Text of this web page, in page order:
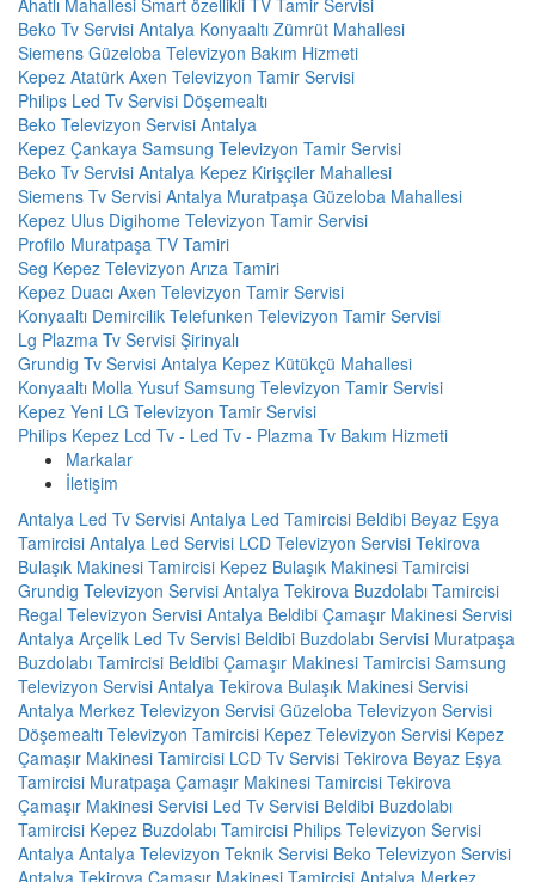
Ahatlı Mahallesi Smart özellikli TV Tamir Servisi
Beko Tv Servisi Antalya Konyaaltı Zümrüt Mahallesi
Siemens Güzeloba Televizyon Bakım Hizmeti
Kepez Atatürk Axen Televizyon Tamir Servisi
Philips Led Tv Servisi Döşemealtı
Beko Televizyon Servisi Antalya
Kepez Çankaya Samsung Televizyon Tamir Servisi
Beko Tv Servisi Antalya Kepez Kirişçiler Mahallesi
Siemens Tv Servisi Antalya Muratpaşa Güzeloba Mahallesi
Kepez Ulus Digihome Televizyon Tamir Servisi
Profilo Muratpaşa TV Tamiri
Seg Kepez Televizyon Arıza Tamiri
Kepez Duacı Axen Televizyon Tamir Servisi
Konyaaltı Demircilik Telefunken Televizyon Tamir Servisi
Lg Plazma Tv Servisi Şirinyalı
Grundig Tv Servisi Antalya Kepez Kütükçü Mahallesi
Konyaaltı Molla Yusuf Samsung Televizyon Tamir Servisi
Kepez Yeni LG Televizyon Tamir Servisi
Philips Kepez Lcd Tv - Led Tv - Plazma Tv Bakım Hizmeti
Markalar
İletişim
Antalya Led Tv Servisi Antalya Led Tamircisi Beldibi Beyaz Eşya
Tamircisi Antalya Led Servisi LCD Televizyon Servisi Tekirova
Bulaşık Makinesi Tamircisi Kepez Bulaşık Makinesi Tamircisi
Grundig Televizyon Servisi Antalya Tekirova Buzdolabı Tamircisi
Regal Televizyon Servisi Antalya Beldibi Çamaşır Makinesi Servisi
Antalya Arçelik Led Tv Servisi Beldibi Buzdolabı Servisi Muratpaşa
Buzdolabı Tamircisi Beldibi Çamaşır Makinesi Tamircisi Samsung
Televizyon Servisi Antalya Tekirova Bulaşık Makinesi Servisi
Antalya Merkez Televizyon Servisi Güzeloba Televizyon Servisi
Döşemealtı Televizyon Tamircisi Kepez Televizyon Servisi Kepez
Çamaşır Makinesi Tamircisi LCD Tv Servisi Tekirova Beyaz Eşya
Tamircisi Muratpaşa Çamaşır Makinesi Tamircisi Tekirova
Çamaşır Makinesi Servisi Led Tv Servisi Beldibi Buzdolabı
Tamircisi Kepez Buzdolabı Tamircisi Philips Televizyon Servisi
Antalya Antalya Televizyon Teknik Servisi Beko Televizyon Servisi